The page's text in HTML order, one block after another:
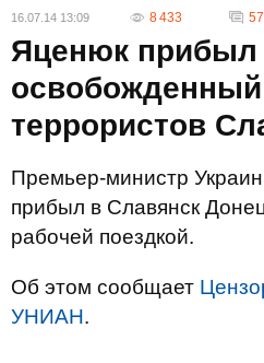
16.07.14 13:09 8 433 57
Яценюк прибыл
освобожденный
террористов
Премьер-министр
прибыл в Славянск
рабочей поездкой.
Об этом сообщает
УНИАН.